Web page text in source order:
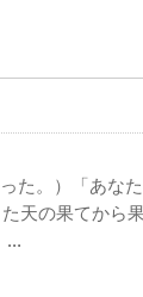
。）「あなた
天の果てから
…